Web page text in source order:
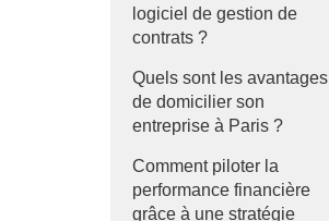
logiciel de gestion de
contrats ?
Quels sont les avantages
de domicilier son
entreprise à Paris ?
Comment piloter la
performance financière
grâce à une stratégie